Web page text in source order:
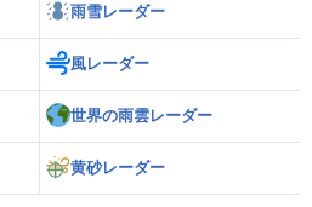
雨雪レーダー
風レーダー
世界の雨雲レーダー
黄砂レーダー